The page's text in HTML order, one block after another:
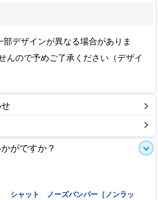
デザインが異なる場合がありま
んので予めご了承ください（デザイ
がですか？
シャット ノーズバンパー［ノンラッ